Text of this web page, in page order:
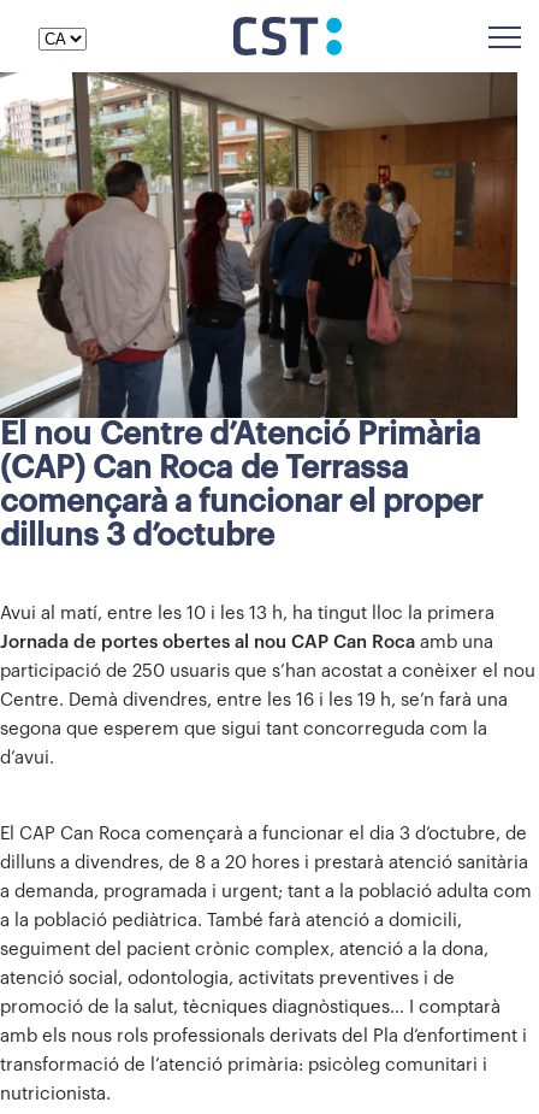
El nou Centre d’Atenció Primària
(CAP) Can Roca de Terrassa
començarà a funcionar el proper
dilluns 3 d’octubre
Avui al matí, entre les 10 i les 13 h, ha tingut lloc la primera
Jornada de portes obertes al nou CAP Can Roca amb una
participació de 250 usuaris que s’han acostat a conèixer el nou
Centre. Demà divendres, entre les 16 i les 19 h, se’n farà una
segona que esperem que sigui tant concorreguda com la
d’avui.
El CAP Can Roca començarà a funcionar el dia 3 d’octubre, de
dilluns a divendres, de 8 a 20 hores i prestarà atenció sanitària
a demanda, programada i urgent; tant a la població adulta com
a la població pediàtrica. També farà atenció a domicili,
seguiment del pacient crònic complex, atenció a la dona,
atenció social, odontologia, activitats preventives i de
promoció de la salut, tècniques diagnòstiques… I comptarà
amb els nous rols professionals derivats del Pla d’enfortiment i
transformació de l’atenció primària: psicòleg comunitari i
nutricionista.